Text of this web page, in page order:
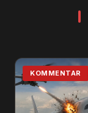
KOMMENTAR